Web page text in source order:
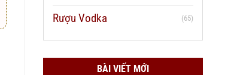
Rượu Vodka (65)
BÀI VIẾT MỚI